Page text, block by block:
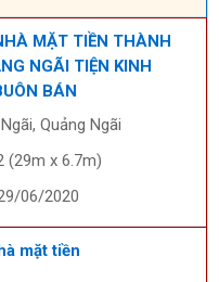
MẶT TIỀN THÀNH
NGÃI TIỆN KINH
BÁN
Quảng Ngãi
(29m x 6.7m)
06/2020
mặt tiền